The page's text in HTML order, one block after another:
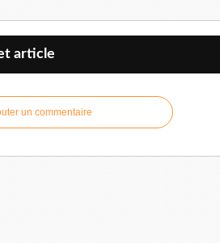
article
un commentaire